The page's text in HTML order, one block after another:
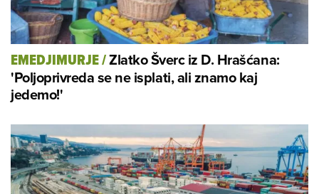
EMEDJIMURJE/Zlatko Šverc iz D. Hrašćana:
'Poljoprivreda se ne isplati, ali znamo kaj
jedemo!'